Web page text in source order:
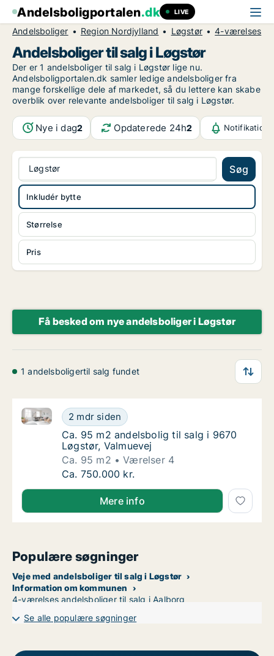
Andelsboligportalen.dk LIVE
Andelsboliger Region Nordjylland Løgstør 4-værelses
Andelsboliger til salg i Løgstør
Der er 1 andelsboliger til salg i Løgstør lige nu.
Andelsboligportalen.dk samler ledige andelsboliger fra
mange forskellige dele af markedet, så du lettere kan skabe
overblik over relevante andelsboliger til salg i Løgstør.
Nye i dag2 Opdaterede 24h2
Løgstør Søg
Størrelse
Pris
Inkludér bytte
Få besked om nye andelsboliger i Løgstør
1 andelsboligertil salg fundet
Ca. 95 m2 andelsbolig til salg i 9670
2 mdr siden
Ca. 95 m2 andelsbolig til salg i 9670 Løgstør,
Ca. 95 m2 andelsbolig til salg i 9670
Ca. 95 m2 andelsbolig til salg i 9670
Løgstør, Valmuevej
Ca. 95 m2
Værelser 4
Ca. 95 m2 andelsbolig til salg i 9670
Ca. 750.000 kr.
Mere info
Populære søgninger
Veje med andelsboliger til salg i Løgstør
Information om kommunen
4-værelses andelsboliger til salg i Aalborg
Se alle populære søgninger